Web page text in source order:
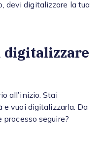
devi digitalizzare la tua
digitalizzare
all’inizio. Stai
vuoi digitalizzarla. Da
seguire?